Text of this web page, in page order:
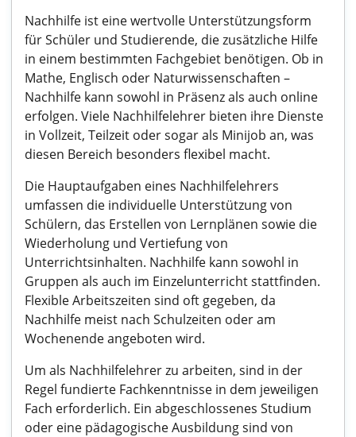
Nachhilfe ist eine wertvolle Unterstützungsform
für Schüler und Studierende, die zusätzliche Hilfe
in einem bestimmten Fachgebiet benötigen. Ob in
Mathe, Englisch oder Naturwissenschaften –
Nachhilfe kann sowohl in Präsenz als auch online
erfolgen. Viele Nachhilfelehrer bieten ihre Dienste
in Vollzeit, Teilzeit oder sogar als Minijob an, was
diesen Bereich besonders flexibel macht.
Die Hauptaufgaben eines Nachhilfelehrers
umfassen die individuelle Unterstützung von
Schülern, das Erstellen von Lernplänen sowie die
Wiederholung und Vertiefung von
Unterrichtsinhalten. Nachhilfe kann sowohl in
Gruppen als auch im Einzelunterricht stattfinden.
Flexible Arbeitszeiten sind oft gegeben, da
Nachhilfe meist nach Schulzeiten oder am
Wochenende angeboten wird.
Um als Nachhilfelehrer zu arbeiten, sind in der
Regel fundierte Fachkenntnisse in dem jeweiligen
Fach erforderlich. Ein abgeschlossenes Studium
oder eine pädagogische Ausbildung sind von